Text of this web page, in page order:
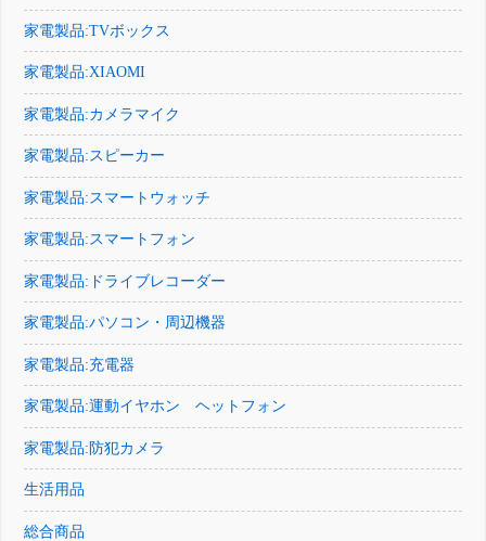
家電製品:TVボックス
家電製品:XIAOMI
家電製品:カメラマイク
家電製品:スピーカー
家電製品:スマートウォッチ
家電製品:スマートフォン
家電製品:ドライブレコーダー
家電製品:パソコン・周辺機器
家電製品:充電器
家電製品:運動イヤホン ヘットフォン
家電製品:防犯カメラ
生活用品
総合商品